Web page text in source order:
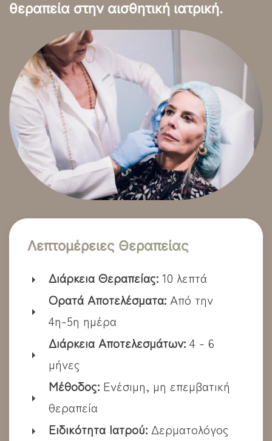
θεραπεία στην αισθητική ιατρική.
Λεπτομέρειες Θεραπείας
Διάρκεια Θεραπείας: 10 λεπτά
Ορατά Αποτελέσματα: Από την
4η-5η ημέρα
Διάρκεια Αποτελεσμάτων: 4 - 6
μήνες
Μέθοδος: Ενέσιμη, μη επεμβατική
θεραπεία
Ειδικότητα Ιατρού: Δερματολόγος